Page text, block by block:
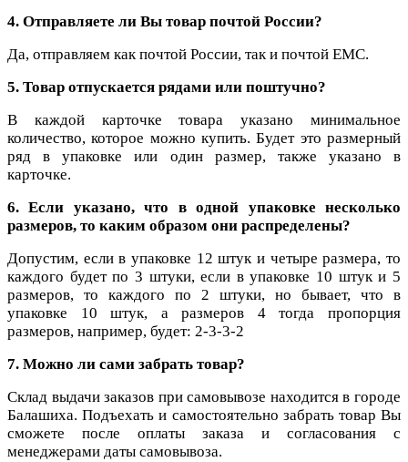
4. Отправляете ли Вы товар почтой России?
Да, отправляем как почтой России, так и почтой ЕМС.
5. Товар отпускается рядами или поштучно?
В каждой карточке товара указано минимальное
количество, которое можно купить. Будет это размерный
ряд в упаковке или один размер, также указано в
карточке.
6. Если указано, что в одной упаковке несколько
размеров, то каким образом они распределены?
Допустим, если в упаковке 12 штук и четыре размера, то
каждого будет по 3 штуки, если в упаковке 10 штук и 5
размеров, то каждого по 2 штуки, но бывает, что в
упаковке 10 штук, а размеров 4 тогда пропорция
размеров, например, будет: 2-3-3-2
7. Можно ли сами забрать товар?
Склад выдачи заказов при самовывозе находится в городе
Балашиха. Подъехать и самостоятельно забрать товар Вы
сможете после оплаты заказа и согласования с
менеджерами даты самовывоза.